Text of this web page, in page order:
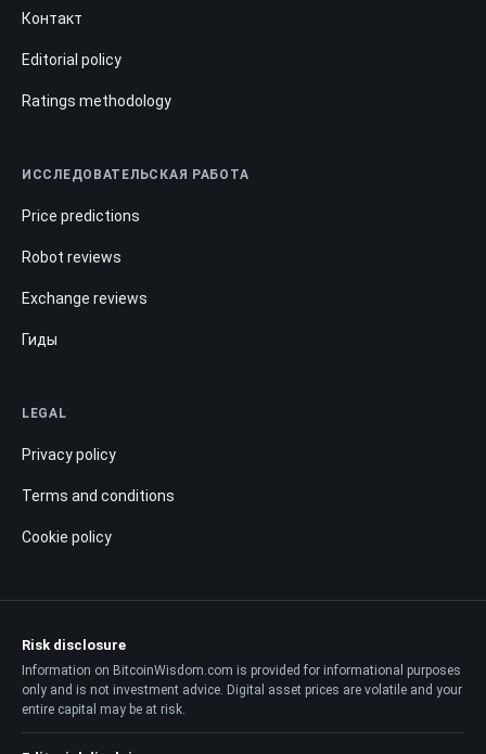
Контакт
Editorial policy
Ratings methodology
ИССЛЕДОВАТЕЛЬСКАЯ РАБОТА
Price predictions
Robot reviews
Exchange reviews
Гиды
LEGAL
Privacy policy
Terms and conditions
Cookie policy
Risk disclosure
Information on BitcoinWisdom.com is provided for informational purposes
only and is not investment advice. Digital asset prices are volatile and your
entire capital may be at risk.